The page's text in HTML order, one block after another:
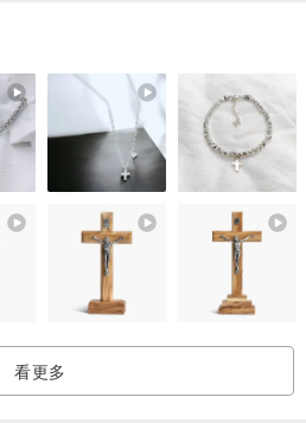
差異，顔色以實物爲準。
。
使用前務必以沖洗數次後再使用，清
。如有細微針孔、釉藥裂紋(不是陶土
傳千年，所以在使用的時候也要多多
看更多